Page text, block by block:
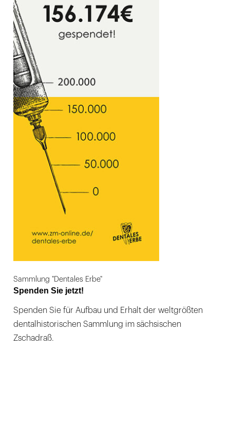
Sammlung "Dentales Erbe"
Spenden Sie jetzt!
Spenden Sie für Aufbau und Erhalt der weltgrößten
dentalhistorischen Sammlung im sächsischen
Zschadraß.